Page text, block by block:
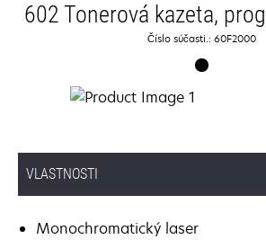
602 Tonerová kazeta,
Číslo súčasti.: 60F2000
VLASTNOSTI
Monochromatický laser